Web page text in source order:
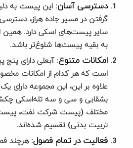
دسترسی آسان: این پیست به
گرفتن در مسیر جاده هراز،
سایر پیست‌های اسکی دارد.
به بقیه پیست‌ها شلوغ‌تر باشد.
امکانات متنوع: آبعلی دارای
است که هر کدام از امکانات
علاوه بر این، این مجموعه دارای
بشقابی و سی و سه تله‌اسکی
مختلف (پیست شرکت نفت،
تربیت بدنی) تقسیم شده‌اند.
فعالیت در تمام فصول: هرچند